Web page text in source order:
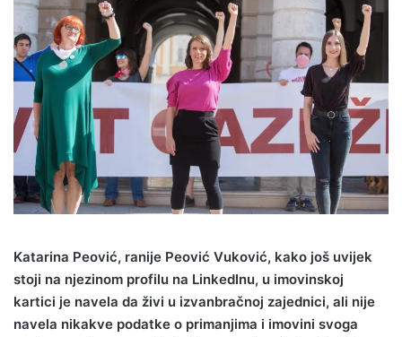
Katarina Peović, ranije Peović Vuković, kako još uvijek
stoji na njezinom profilu na LinkedInu, u imovinskoj
kartici je navela da živi u izvanbračnoj zajednici, ali nije
navela nikakve podatke o primanjima i imovini svoga